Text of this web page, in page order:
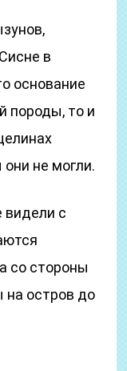
в
основание
породы, то и
не могли.
видели с
со стороны
на остров до